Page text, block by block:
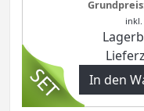
inkl.
In den